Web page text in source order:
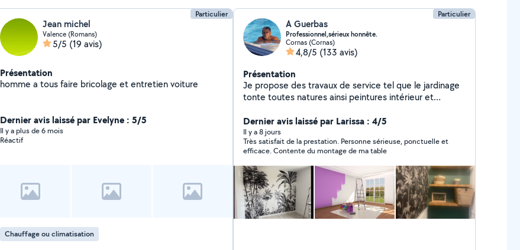
Particulier
Jean michel
Valence (Romans)
5/5 (19 avis)
Présentation
homme a tous faire bricolage et entretien voiture
Dernier avis laissé par Evelyne : 5/5
Il y a plus de 6 mois
Réactif
Chauffage ou climatisation
Particulier
A Guerbas
Professionnel,sérieux honnête.
Cornas (Cornas)
4,8/5 (133 avis)
Présentation
Je propose des travaux de service tel que le jardinage
tonte toutes natures ainsi peintures intérieur et
verre ainsi que tous types de travail soigné
déménagement nettoyage et livraison de colis en
urgence manutention course rangement excetera tout
travail que vous ne pouvez pas faire par manque de
temps ou trop compliqué pour vous je suis à votre
service n hésité pas à me contacter c est un plaisir
pour moi de vous rendre service devis en fonction du
travaille qui sera raisonnable merci cordialement j
attends vos demandes personne dévoué et serviable.
Dernier avis laissé par Larissa : 4/5
Il y a 8 jours
Très satisfait de la prestation. Personne sérieuse, ponctuelle et
efficace. Contente du montage de ma table